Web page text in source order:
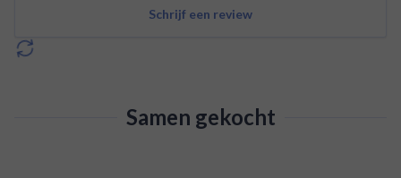
Schrijf een review
Samen gekocht